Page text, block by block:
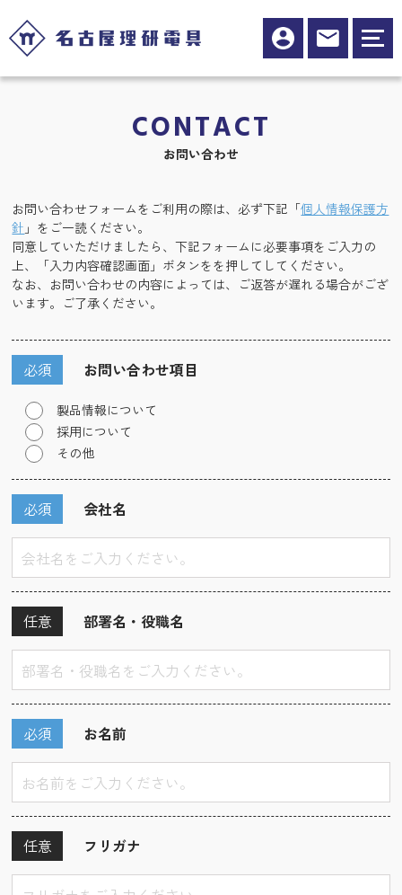
CONTACT
お問い合わせ
お問い合わせフォームをご利用の際は、必ず下記「個人情報保護方
針 」をご一読ください。
同意していただけましたら、下記フォームに必要事項をご入力の
上、「入力内容確認画面」ボタンをを押してしてください。
なお、お問い合わせの内容によっては、ご返答が遅れる場合がござ
います。ご了承ください。
お問い合わせ項目
必須
製品情報について
採用について
その他
会社名
必須
部署名・役職名
任意
お名前
必須
フリガナ
任意